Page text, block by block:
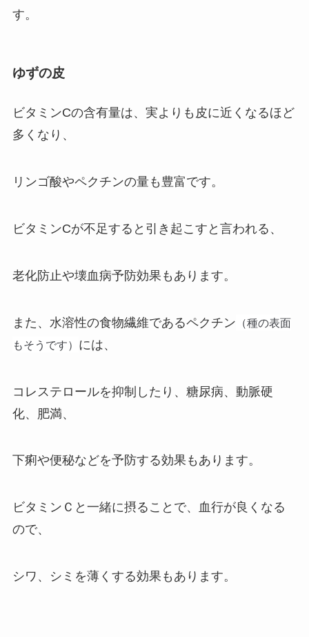
す。
ゆずの皮
ビタミンCの含有量は、実よりも皮に近くなるほど
多くなり、
リンゴ酸やペクチンの量も豊富です。
ビタミンCが不足すると引き起こすと言われる、
老化防止や壊血病予防効果もあります。
また、水溶性の食物繊維であるペクチン （種の表面
もそうです） には、
コレステロールを抑制したり、糖尿病、動脈硬
化、肥満、
下痢や便秘などを予防する効果もあります。
ビタミンＣと一緒に摂ることで、血行が良くなる
ので、
シワ、シミを薄くする効果もあります。